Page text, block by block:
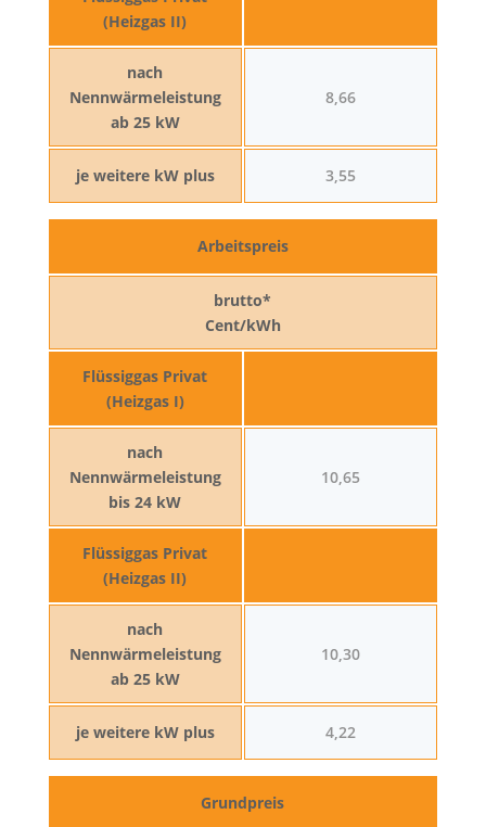
(Heizgas II)
nach
Nennwärmeleistung
ab 25 kW
je weitere kW plus
8,66
3,55
Flüssiggas Privat
(Heizgas I)
nach
Nennwärmeleistung
bis 24 kW
Flüssiggas Privat
(Heizgas II)
nach
Nennwärmeleistung
ab 25 kW
je weitere kW plus
Arbeitspreis
brutto*
Cent/kWh
10,65
10,30
4,22
Grundpreis